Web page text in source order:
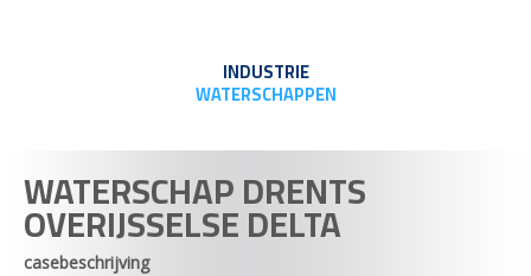
INDUSTRIE
WATERSCHAPPEN
WATERSCHAP DRENTS
OVERIJSSELSE DELTA
casebeschrijving